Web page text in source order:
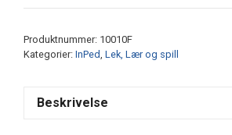
-
Produktnummer: 10010F
Kategorier: InPed, Lek, Lær og spill
Beskrivelse